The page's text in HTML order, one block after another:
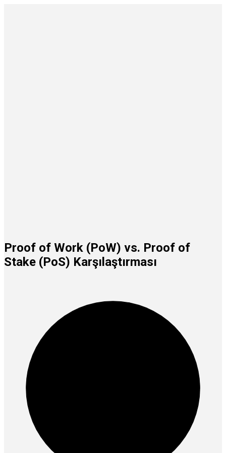
Proof of Work (PoW) vs. Proof of
Stake (PoS) Karşılaştırması